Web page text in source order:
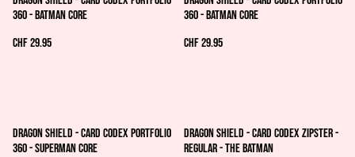
360 - Batman Core
CHF 29.95
360 - Batman Core
CHF 29.95
Dragon Shield - Card Codex Portfolio
360 - Superman Core
Dragon Shield - Card Codex Zipster -
Regular - The Batman